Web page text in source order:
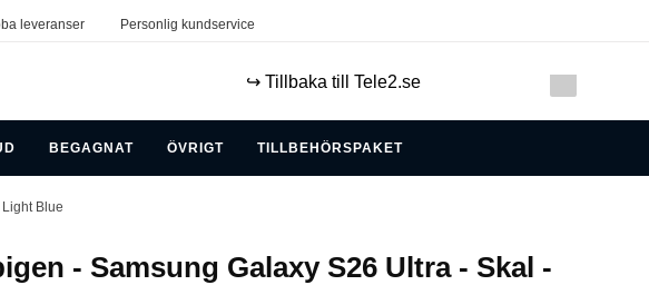
leveranser Personlig kundservice
↪️ Tillbaka till Tele2.se
BEGAGNAT ÖVRIGT TILLBEHÖRSPAKET
Blue
- Samsung Galaxy S26 Ultra - Skal -